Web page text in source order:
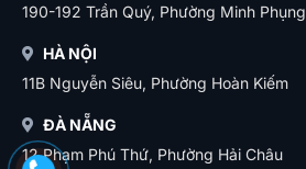
190-192 Trần Quý, Phường Minh Phụng
HÀ NỘI
11B Nguyễn Siêu, Phường Hoàn Kiếm
ĐÀ NẴNG
12 Phạm Phú Thứ, Phường Hải Châu